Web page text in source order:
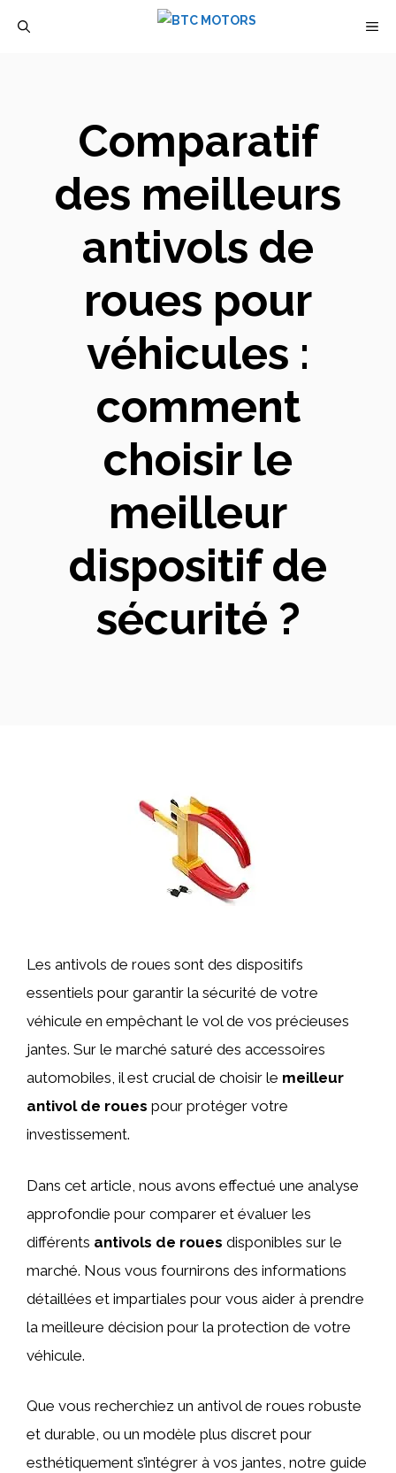
Comparatif
des meilleurs
antivols de
roues pour
véhicules :
comment
choisir le
meilleur
dispositif de
sécurité ?
Les antivols de roues sont des dispositifs
essentiels pour garantir la sécurité de votre
véhicule en empêchant le vol de vos précieuses
jantes. Sur le marché saturé des accessoires
automobiles, il est crucial de choisir le meilleur
antivol de roues pour protéger votre
investissement.
Dans cet article, nous avons effectué une analyse
approfondie pour comparer et évaluer les
différents antivols de roues disponibles sur le
marché. Nous vous fournirons des informations
détaillées et impartiales pour vous aider à prendre
la meilleure décision pour la protection de votre
véhicule.
Que vous recherchiez un antivol de roues robuste
et durable, ou un modèle plus discret pour
esthétiquement s’intégrer à vos jantes, notre guide